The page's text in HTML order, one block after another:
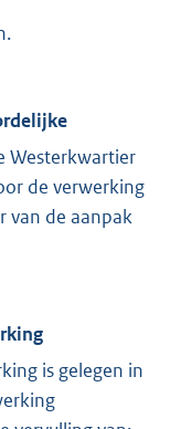
Westerkwartier
de verwerking
van de aanpak
is gelegen in